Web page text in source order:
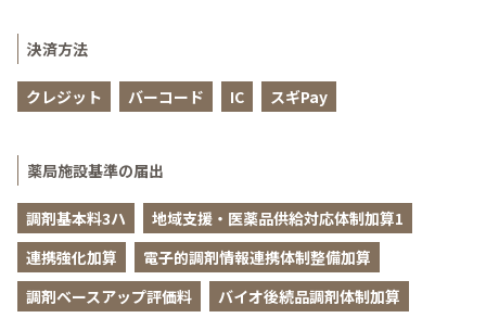
決済方法
クレジット バーコード IC スギPay
薬局施設基準の届出
調剤基本料3ハ
地域支援・医薬品供給対応体制加算1
連携強化加算
電子的調剤情報連携体制整備加算
調剤ベースアップ評価料
バイオ後続品調剤体制加算